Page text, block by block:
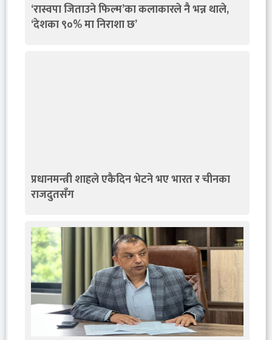
‘रास्वपा जिताउने फिल्म’का कलाकारले नै भन्न थाले,
‘देशका ९०% मा निराशा छ’
प्रधानमन्त्री शाहले एकैदिन भेटने भए भारत र चीनका
राजदुतसँग